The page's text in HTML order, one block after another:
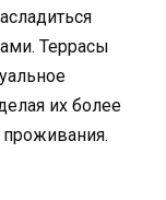
Террасы
их более